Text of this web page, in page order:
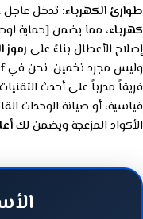
طوارئ الكهرباء: تدخل عاجل
كهرباء، مما يضمن [حماية
إصلاح الأعطال بناءً على رموز
وليس مجرد تخمين. نحن في
فريقاً مدرباً على أحدث
قياسية، أو صيانة الوحدات
الأكواد المزعجة ويضمن لك